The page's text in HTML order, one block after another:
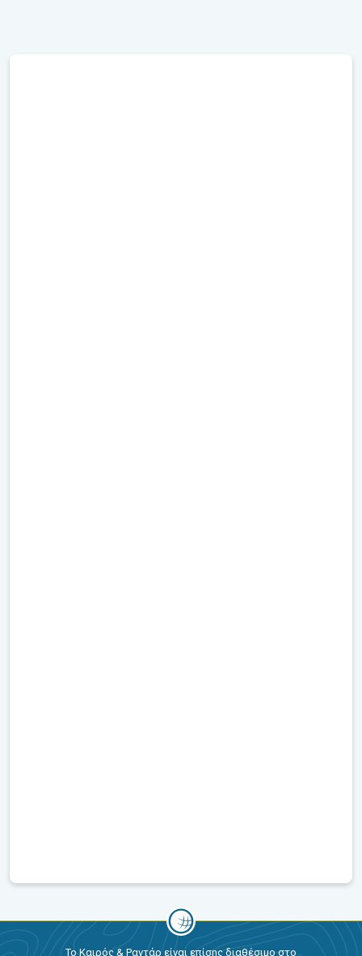
Το Καιρός & Ραντάρ είναι επίσης διαθέσιμο στο